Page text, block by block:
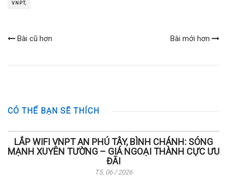
VNPT,
Bài cũ hơn Bài mới hơn
CÓ THỂ BẠN SẼ THÍCH
LẮP WIFI VNPT AN PHÚ TÂY, BÌNH CHÁNH: SÓNG
MẠNH XUYÊN TƯỜNG – GIÁ NGOẠI THÀNH CỰC ƯU
ĐÃI
T5, 06 / 2026